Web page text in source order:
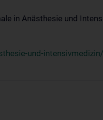
in Anästhesie und
und-intensivmedizin/